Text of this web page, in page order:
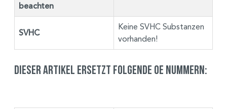
beachten
SVHC
Keine SVHC Substanzen
vorhanden!
Dieser Artikel ersetzt folgende OE Nummern: